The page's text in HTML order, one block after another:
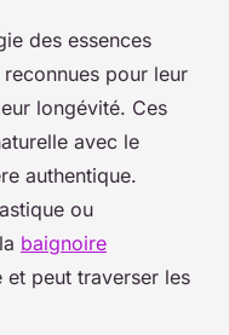
des essences
pour leur
longévité. Ces
avec le
authentique.
ou
baignoire
peut traverser les